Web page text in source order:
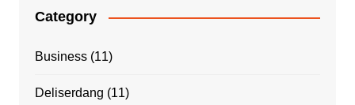
Category
Business(11)
Deliserdang (11)